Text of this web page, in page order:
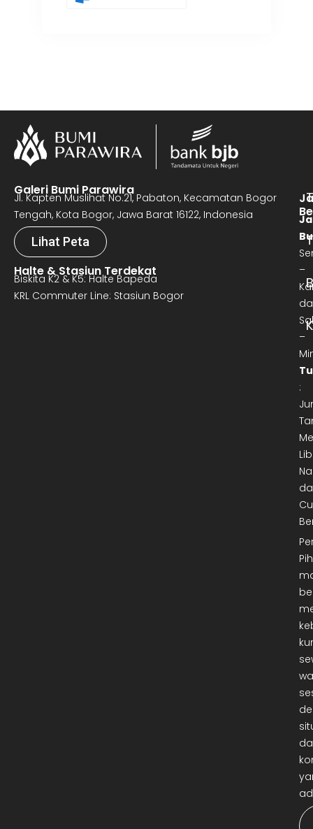
Galeri Bumi Parawira
Jl. Kapten Muslihat No.21, Pabaton, Kecamatan Bogor
Tengah, Kota Bogor, Jawa Barat 16122, Indonesia
Lihat Peta
Halte & Stasiun Terdekat
Biskita K2 & K5: Halte Bapeda
KRL Commuter Line: Stasiun Bogor
–
–
: